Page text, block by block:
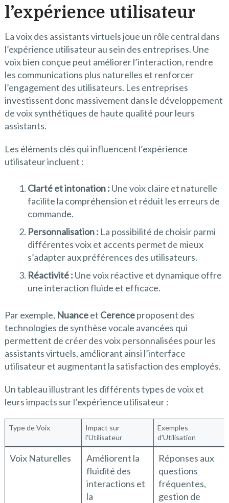
l’expérience utilisateur
La voix des assistants virtuels joue un rôle central dans
l’expérience utilisateur au sein des entreprises. Une
voix bien conçue peut améliorer l’interaction, rendre
les communications plus naturelles et renforcer
l’engagement des utilisateurs. Les entreprises
investissent donc massivement dans le développement
de voix synthétiques de haute qualité pour leurs
assistants.
Les éléments clés qui influencent l’expérience
utilisateur incluent :
Clarté et intonation : Une voix claire et naturelle
facilite la compréhension et réduit les erreurs de
commande.
Personnalisation : La possibilité de choisir parmi
différentes voix et accents permet de mieux
s’adapter aux préférences des utilisateurs.
Réactivité : Une voix réactive et dynamique offre
une interaction fluide et efficace.
Par exemple, Nuanceet Cerenceproposent des
technologies de synthèse vocale avancées qui
permettent de créer des voix personnalisées pour les
assistants virtuels, améliorant ainsi l’interface
utilisateur et augmentant la satisfaction des employés.
Un tableau illustrant les différents types de voix et
leurs impacts sur l’expérience utilisateur :
Type de Voix
Impact sur
l’Utilisateur
Exemples
d’Utilisation
Voix Naturelles
Améliorent la
fluidité des
interactions et
la
Réponses aux
questions
fréquentes,
gestion de